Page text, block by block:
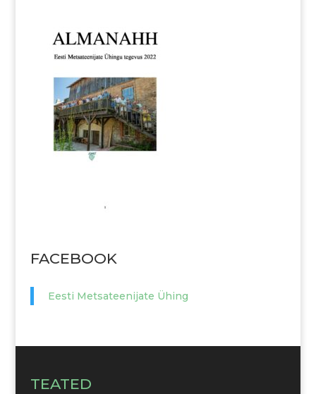
FACEBOOK
Eesti Metsateenijate Ühing
TEATED